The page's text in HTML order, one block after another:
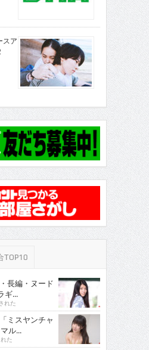
スア
TOP10
長編・ヌード
ギ...
れた
ミスヤンチャ
ル...
た